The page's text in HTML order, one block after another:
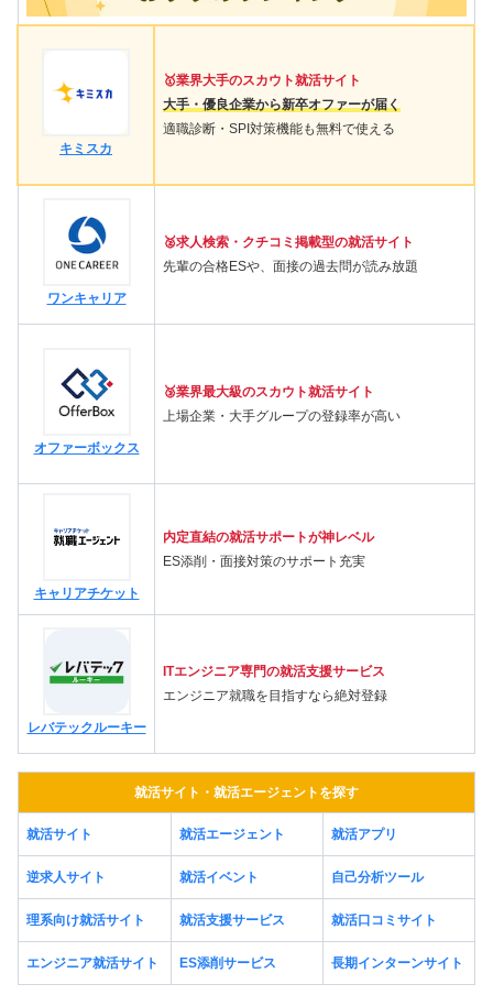
キミスカ
🥇業界大手のスカウト就活サイト
大手・優良企業から新卒オファーが届く
適職診断・SPI対策機能も無料で使える
ワンキャリア
🥈求人検索・クチコミ掲載型の就活サイト
先輩の合格ESや、面接の過去問が読み放題
オファーボックス
🥉業界最大級のスカウト就活サイト
上場企業・大手グループの登録率が高い
キャリアチケット
内定直結の就活サポートが神レベル
ES添削・面接対策のサポート充実
レバテックルーキー
ITエンジニア専門の就活支援サービス
エンジニア就職を目指すなら絶対登録
就活サイト・就活エージェントを探す
就活サイト 就活エージェント 就活アプリ
逆求人サイト 就活イベント 自己分析ツール
理系向け就活サイト 就活支援サービス 就活口コミサイト
エンジニア就活サイト ES添削サービス 長期インターンサイト